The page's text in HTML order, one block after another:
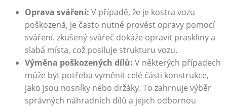
Oprava sváření: ​V případě, že je kostra vozu
poškozená, ‍je často nutné provést opravy⁢ pomocí
sváření. zkušený svářeč dokáže opravit praskliny a
slabá místa, což posiluje strukturu vozu.
Výměna poškozených dílů: V některých případech
⁤může být potřeba vyměnit‍ celé části konstrukce,
jako jsou nosníky​ nebo držáky. ‌To zahrnuje výběr‍
správných náhradních dílů a jejich odbornou